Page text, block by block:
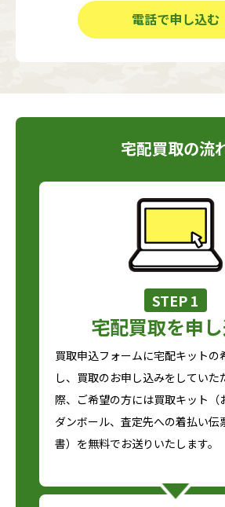
電話で申し込む
宅配買取の流
STEP 1
宅配買取を申
買取申込フォームに宅配キットの
し、買取のお申し込みをしていた
際、ご希望の方には買取キット（
ダンボール、査定先への着払い伝
書）を無料でお送りいたします。